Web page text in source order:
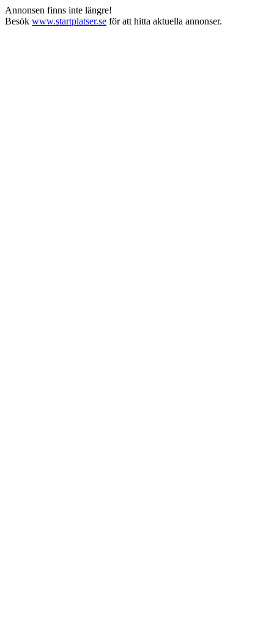
Annonsen finns inte längre!
Besök www.startplatser.se för att hitta aktuella annonser.